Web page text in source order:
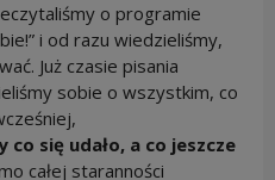
o programie
i od razu wiedzieliśmy,
Już czasie pisania
sobie o wszystkim, co
się udało, a co jeszcze
całej staranności